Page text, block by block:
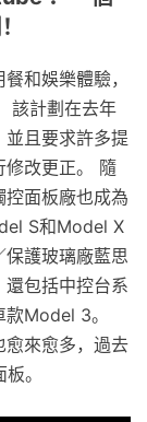
和娛樂體驗，
該計劃在去年
且要求許多提
修改更正。 隨
面板廠也成為
S和Model X
護玻璃廠藍思
包括中控台系
Model 3。
愈來愈多，過去
。